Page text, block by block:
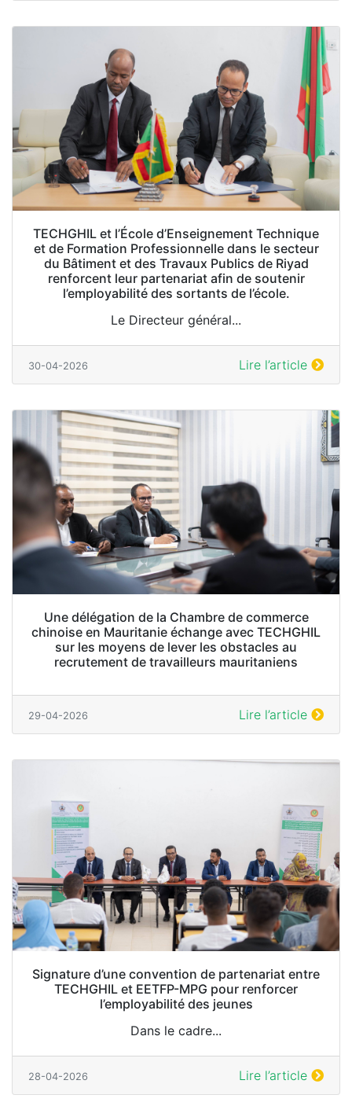
TECHGHIL et l’École d’Enseignement Technique
et de Formation Professionnelle dans le secteur
du Bâtiment et des Travaux Publics de Riyad
renforcent leur partenariat afin de soutenir
l’employabilité des sortants de l’école.
Le Directeur général...
30-04-2026 Lire l’article
Une délégation de la Chambre de commerce
chinoise en Mauritanie échange avec TECHGHIL
sur les moyens de lever les obstacles au
recrutement de travailleurs mauritaniens
29-04-2026 Lire l’article
Signature d’une convention de partenariat entre
TECHGHIL et EETFP-MPG pour renforcer
l’employabilité des jeunes
Dans le cadre...
28-04-2026 Lire l’article